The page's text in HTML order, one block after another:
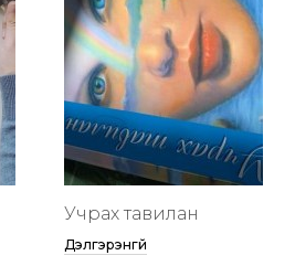
Учрах тавилан
Дэлгэрэнгүй